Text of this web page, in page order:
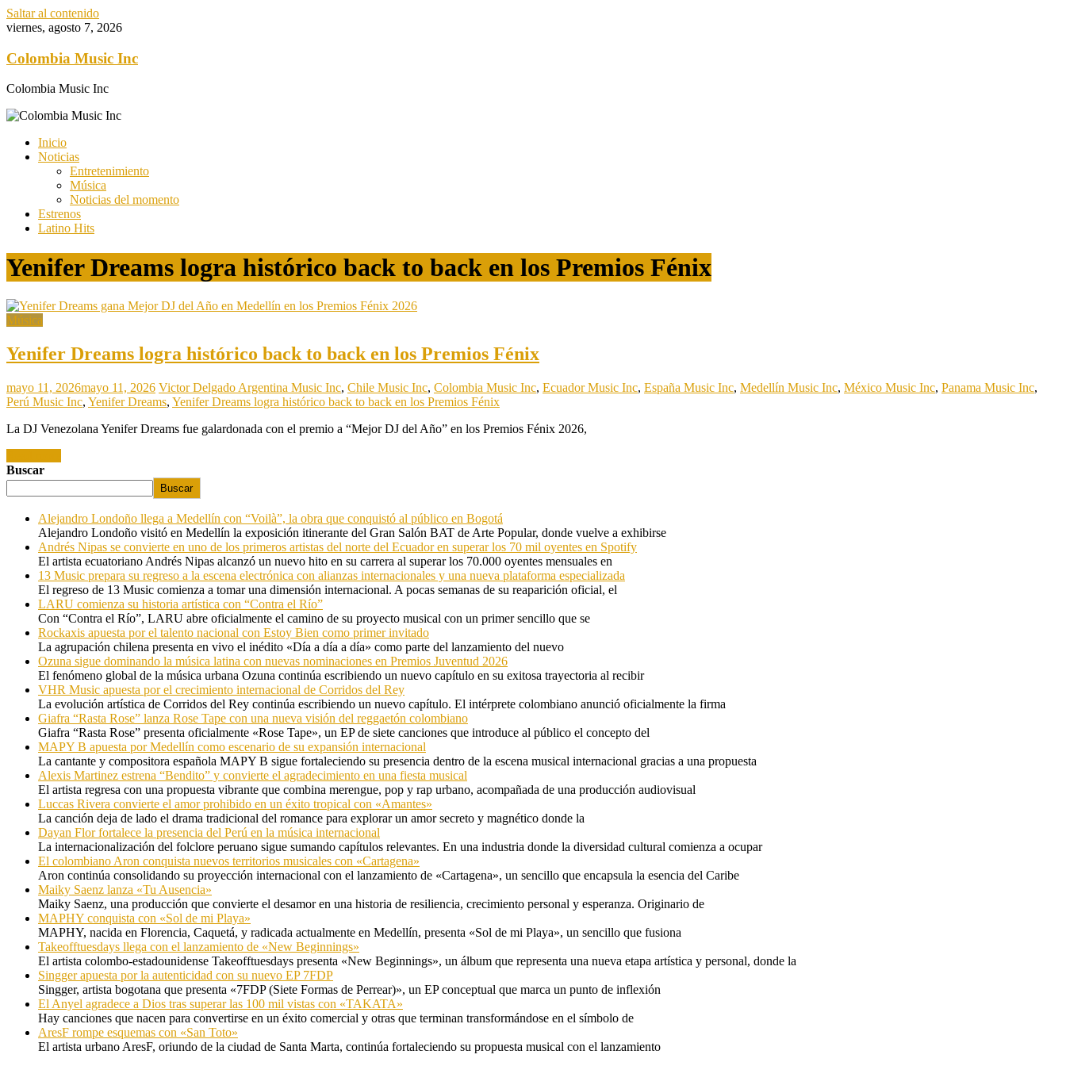
Saltar al contenido
viernes, agosto 7, 2026
Colombia Music Inc
Colombia Music Inc
Inicio
Noticias
Entretenimiento
Música
Noticias del momento
Estrenos
Latino Hits
Yenifer Dreams logra histórico back to back en los Premios Fénix
Música
Yenifer Dreams logra histórico back to back en los Premios Fénix
mayo 11, 2026mayo 11, 2026 Victor Delgado Argentina Music Inc, Chile Music Inc, Colombia Music Inc, Ecuador Music Inc, España Music Inc, Medellín Music Inc, México Music Inc, Panama Music Inc,
Perú Music Inc, Yenifer Dreams, Yenifer Dreams logra histórico back to back en los Premios Fénix
La DJ Venezolana Yenifer Dreams fue galardonada con el premio a “Mejor DJ del Año” en los Premios Fénix 2026,
Buscar
Buscar
Alejandro Londoño llega a Medellín con “Voilà”, la obra que conquistó al público en Bogotá
Alejandro Londoño visitó en Medellín la exposición itinerante del Gran Salón BAT de Arte Popular, donde vuelve a exhibirse
Andrés Nipas se convierte en uno de los primeros artistas del norte del Ecuador en superar los 70 mil oyentes en Spotify
El artista ecuatoriano Andrés Nipas alcanzó un nuevo hito en su carrera al superar los 70.000 oyentes mensuales en
13 Music prepara su regreso a la escena electrónica con alianzas internacionales y una nueva plataforma especializada
El regreso de 13 Music comienza a tomar una dimensión internacional. A pocas semanas de su reaparición oficial, el
LARU comienza su historia artística con “Contra el Río”
Con “Contra el Río”, LARU abre oficialmente el camino de su proyecto musical con un primer sencillo que se
Rockaxis apuesta por el talento nacional con Estoy Bien como primer invitado
La agrupación chilena presenta en vivo el inédito «Día a día a día» como parte del lanzamiento del nuevo
Ozuna sigue dominando la música latina con nuevas nominaciones en Premios Juventud 2026
El fenómeno global de la música urbana Ozuna continúa escribiendo un nuevo capítulo en su exitosa trayectoria al recibir
VHR Music apuesta por el crecimiento internacional de Corridos del Rey
La evolución artística de Corridos del Rey continúa escribiendo un nuevo capítulo. El intérprete colombiano anunció oficialmente la firma
Giafra “Rasta Rose” lanza Rose Tape con una nueva visión del reggaetón colombiano
Giafra “Rasta Rose” presenta oficialmente «Rose Tape», un EP de siete canciones que introduce al público el concepto del
MAPY B apuesta por Medellín como escenario de su expansión internacional
La cantante y compositora española MAPY B sigue fortaleciendo su presencia dentro de la escena musical internacional gracias a una propuesta
Alexis Martinez estrena “Bendito” y convierte el agradecimiento en una fiesta musical
El artista regresa con una propuesta vibrante que combina merengue, pop y rap urbano, acompañada de una producción audiovisual
Luccas Rivera convierte el amor prohibido en un éxito tropical con «Amantes»
La canción deja de lado el drama tradicional del romance para explorar un amor secreto y magnético donde la
Dayan Flor fortalece la presencia del Perú en la música internacional
La internacionalización del folclore peruano sigue sumando capítulos relevantes. En una industria donde la diversidad cultural comienza a ocupar
El colombiano Aron conquista nuevos territorios musicales con «Cartagena»
Aron continúa consolidando su proyección internacional con el lanzamiento de «Cartagena», un sencillo que encapsula la esencia del Caribe
Maiky Saenz lanza «Tu Ausencia»
Maiky Saenz, una producción que convierte el desamor en una historia de resiliencia, crecimiento personal y esperanza. Originario de
MAPHY conquista con «Sol de mi Playa»
MAPHY, nacida en Florencia, Caquetá, y radicada actualmente en Medellín, presenta «Sol de mi Playa», un sencillo que fusiona
Takeofftuesdays llega con el lanzamiento de «New Beginnings»
El artista colombo-estadounidense Takeofftuesdays presenta «New Beginnings», un álbum que representa una nueva etapa artística y personal, donde la
Singger apuesta por la autenticidad con su nuevo EP 7FDP
Singger, artista bogotana que presenta «7FDP (Siete Formas de Perrear)», un EP conceptual que marca un punto de inflexión
El Anyel agradece a Dios tras superar las 100 mil vistas con «TAKATA»
Hay canciones que nacen para convertirse en un éxito comercial y otras que terminan transformándose en el símbolo de
AresF rompe esquemas con «San Toto»
El artista urbano AresF, oriundo de la ciudad de Santa Marta, continúa fortaleciendo su propuesta musical con el lanzamiento